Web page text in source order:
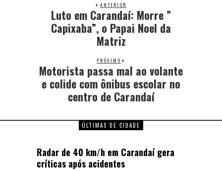
ANTERIOR
Luto em Carandaí: Morre ”
Capixaba”, o Papai Noel da
Matriz
PRÓXIMO
Motorista passa mal ao volante
e colide com ônibus escolar no
centro de Carandaí
ÚLTIMAS DE CIDADE
Radar de 40 km/h em Carandaí gera
críticas após acidentes